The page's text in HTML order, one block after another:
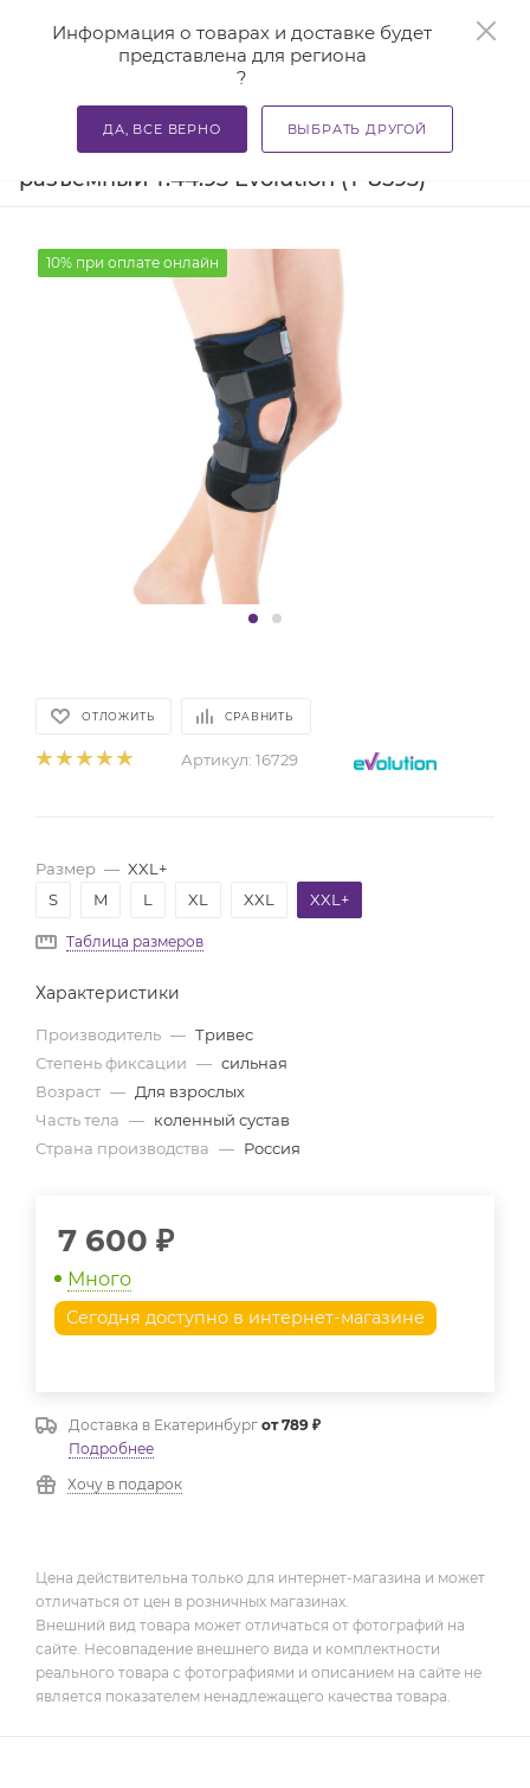
Информация о товарах и доставке будет
представлена для региона
?
ДА, ВСЕ ВЕРНО ВЫБРАТЬ ДРУГОЙ
Главная — Каталог — Бандажи и корсеты — Ортезы и
Коленный бандаж компрессионный
разъемный Т.44.93 Evolution (Т-8593)
10% при оплате онлайн
ОТЛОЖИТЬ СРАВНИТЬ
Артикул: 16729
Размер — XXL+
S
M L XL XXL XXL+
Таблица размеров
Характеристики
Производитель — Тривес
Степень фиксации — сильная
Возраст — Для взрослых
Часть тела — коленный сустав
Страна производства — Россия
7 600 ₽
Много
Сегодня доступно в интернет-магазине
Доставка в Екатеринбург от 789 ₽
Подробнее
Хочу в подарок
Цена действительна только для интернет-магазина и может
отличаться от цен в розничных магазинах.
Внешний вид товара может отличаться от фотографий на
сайте. Несовпадение внешнего вида и комплектности
реального товара с фотографиями и описанием на сайте не
является показателем ненадлежащего качества товара.